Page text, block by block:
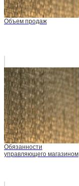
Объем продаж
Обязанности
управляющего магазином